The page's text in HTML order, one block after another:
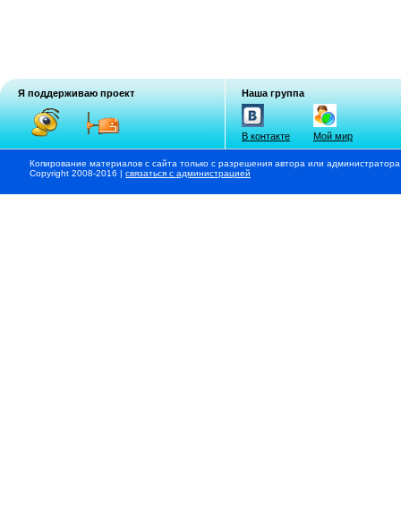
Я поддерживаю проект Наша группа
В контакте Мой мир
Копирование материалов с сайта только с разрешения автора или
Copyright 2008-2016 | связаться с администрацией